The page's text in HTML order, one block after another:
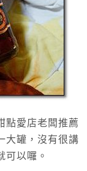
點愛店老闆推薦
大罐，沒有很講
可以囉。